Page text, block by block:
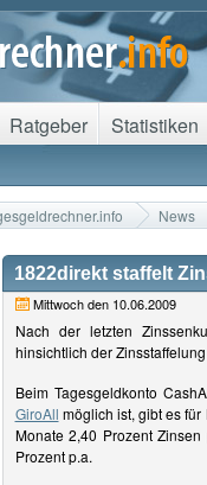
News
1822direkt staffelt
Mittwoch den 10.06.2009
Nach der letzten
hinsichtlich der Zinsstaffelung
Beim Tagesgeldkonto
GiroAll möglich ist, gibt es
Monate 2,40 Prozent
Prozent p.a.
Ratgeber Statistiken